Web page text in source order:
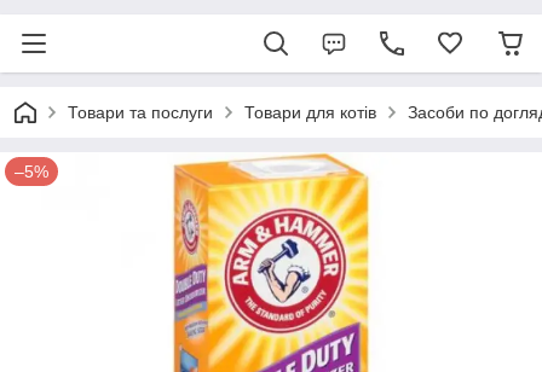
Товари та послуги Товари для котів Засоби по
–5%